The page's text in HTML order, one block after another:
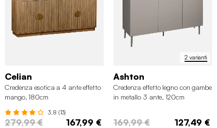
Celian
Credenza esotica a 4 ante effetto
mango, 180cm
3.8 (13)
279,99 € 167,99 €
2 varianti
Ashton
Credenza effetto legno con gambe
in metallo 3 ante, 120cm
169,99 € 127,49 €